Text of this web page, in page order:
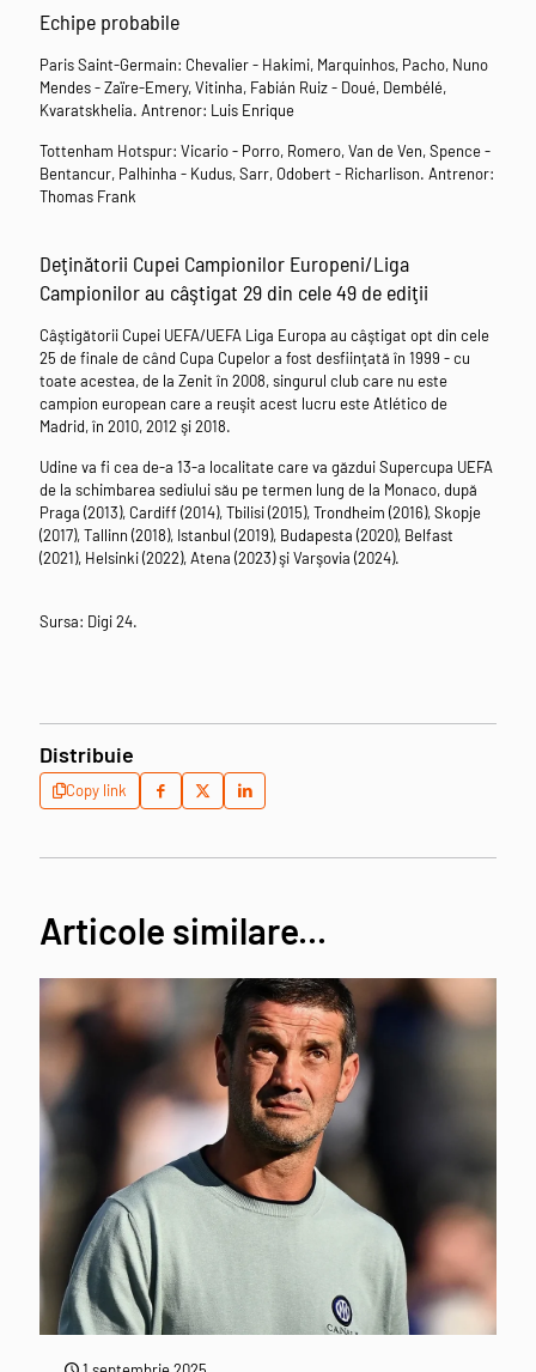
Echipe probabile
Paris Saint-Germain: Chevalier - Hakimi, Marquinhos, Pacho, Nuno
Mendes - Zaïre-Emery, Vitinha, Fabián Ruiz - Doué, Dembélé,
Kvaratskhelia. Antrenor: Luis Enrique
Tottenham Hotspur: Vicario - Porro, Romero, Van de Ven, Spence -
Bentancur, Palhinha - Kudus, Sarr, Odobert - Richarlison. Antrenor:
Thomas Frank
Deţinătorii Cupei Campionilor Europeni/Liga
Campionilor au câştigat 29 din cele 49 de ediţii
Câştigătorii Cupei UEFA/UEFA Liga Europa au câştigat opt din cele
25 de finale de când Cupa Cupelor a fost desfiinţată în 1999 - cu
toate acestea, de la Zenit în 2008, singurul club care nu este
campion european care a reuşit acest lucru este Atlético de
Madrid, în 2010, 2012 şi 2018.
Udine va fi cea de-a 13-a localitate care va găzdui Supercupa UEFA
de la schimbarea sediului său pe termen lung de la Monaco, după
Praga (2013), Cardiff (2014), Tbilisi (2015), Trondheim (2016), Skopje
(2017), Tallinn (2018), Istanbul (2019), Budapesta (2020), Belfast
(2021), Helsinki (2022), Atena (2023) şi Varşovia (2024).
Sursa: Digi 24.
Distribuie
Copy link
Articole similare...